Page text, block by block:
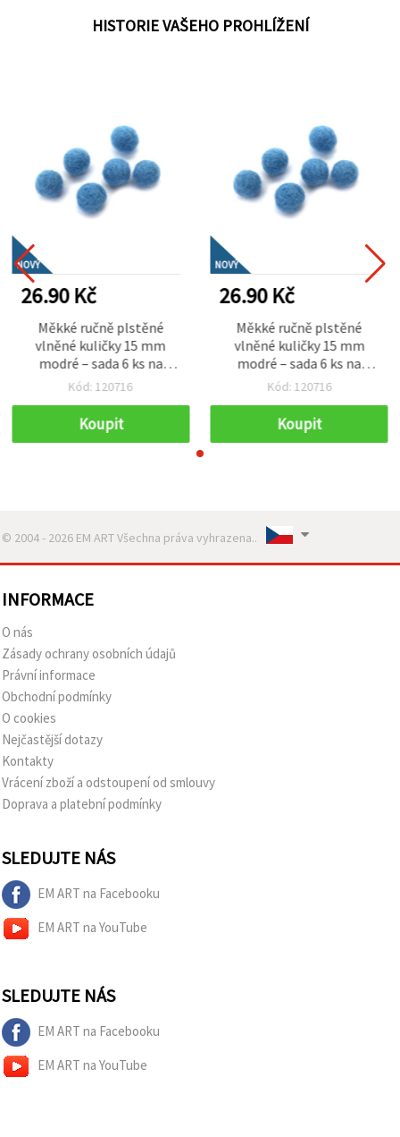
HISTORIE VAŠEHO PROHLÍŽENÍ
NOVÝ
26.90 Kč
Měkké ručně plstěné
vlněné kuličky 15 mm
modré – sada 6 ks na
výrobu šperků, dekorace a
Kód: 120716
Koupit
NOVÝ
26.90 Kč
Měkké ručně plstěné
vlněné kuličky 15 mm
modré – sada 6 ks na
výrobu šperků, dekorace a
Kód: 120716
Koupit
© 2004 - 2026 EM ART Všechna práva vyhrazena..
INFORMACE
O nás
Zásady ochrany osobních údajů
Právní informace
Obchodní podmínky
O cookies
Nejčastější dotazy
Kontakty
Vrácení zboží a odstoupení od smlouvy
Doprava a platební podmínky
SLEDUJTE NÁS
EM ART na Facebooku
EM ART na YouTube
SLEDUJTE NÁS
EM ART na Facebooku
EM ART na YouTube